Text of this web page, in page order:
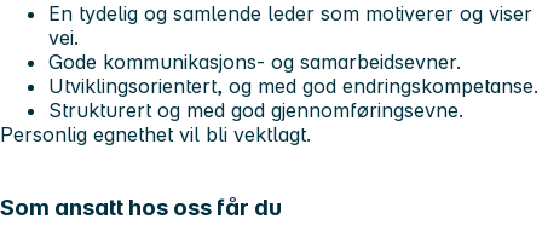
En tydelig og samlende leder som motiverer og viser
vei.
Gode kommunikasjons- og samarbeidsevner.
Utviklingsorientert, og med god endringskompetanse.
Strukturert og med god gjennomføringsevne.
Personlig egnethet vil bli vektlagt.
Som ansatt hos oss får du